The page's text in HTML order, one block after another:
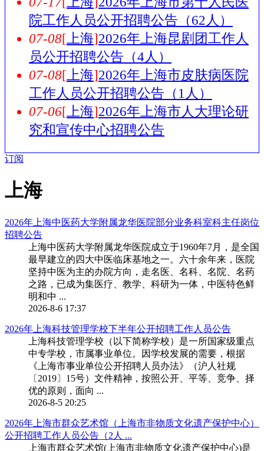
院工作人员公开招聘公告（62人）
07-08[ 上海]2026年上海昆剧团工作人
员公开招聘公告（4人）
07-08[ 上海]2026年上海市皮肤病医院
工作人员公开招聘公告（1人）
07-06[ 上海]2026年上海市人大理论研
究和宣传中心招聘公告
订阅
上海
2026年上海中医药大学附属龙华医院部分业务科室科主任岗位
招聘公告
上海中医药大学附属龙华医院成立于1960年7月，是全国
最早建立的四大中医临床基地之一。六十余年来，医院
坚持中医为主的办院方向，走名医、名科、名院、名药
之路，已成为集医疗、教学、科研为一体，中医特色鲜
明和中 ...
2026-8-6 17:37
2026年上海科技管理学校下半年公开招聘工作人员公告
上海科技管理学校（以下简称学校）是一所国家级重点
中专学校，市属事业单位。因学校发展的需要，根据
《上海市事业单位公开招聘人员办法》（沪人社规
〔2019〕15号）文件精神，按照公开、平等、竞争、择
优的原则，面向 ...
2026-8-5 20:25
2026年上海市群众艺术馆（上海市非物质文化遗产保护中心）
公开招聘工作人员公告（2人 ...
上海市群众艺术馆(上海市非物质文化遗产保护中心)是